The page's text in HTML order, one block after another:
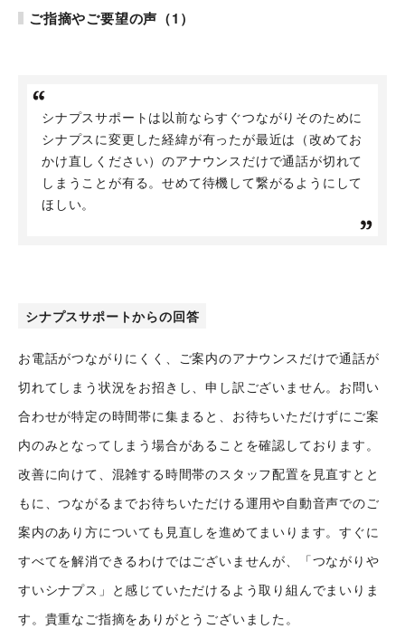
ご指摘やご要望の声（1）
シナプスサポートは以前ならすぐつながりそのために
シナプスに変更した経緯が有ったが最近は（改めてお
かけ直しください）のアナウンスだけで通話が切れて
しまうことが有る。せめて待機して繋がるようにして
ほしい。
シナプスサポートからの回答
お電話がつながりにくく、ご案内のアナウンスだけで通話が
切れてしまう状況をお招きし、申し訳ございません。お問い
合わせが特定の時間帯に集まると、お待ちいただけずにご案
内のみとなってしまう場合があることを確認しております。
改善に向けて、混雑する時間帯のスタッフ配置を見直すとと
もに、つながるまでお待ちいただける運用や自動音声でのご
案内のあり方についても見直しを進めてまいります。すぐに
すべてを解消できるわけではございませんが、「つながりや
すいシナプス」と感じていただけるよう取り組んでまいりま
す。貴重なご指摘をありがとうございました。